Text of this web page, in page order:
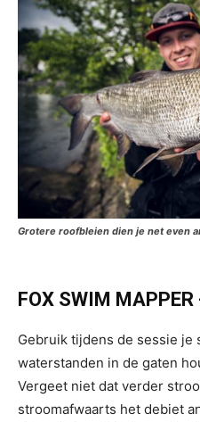
Grotere roofbleien dien je net even
FOX SWIM
Gebruik tijdens de sessie je
waterstanden in de gaten
Vergeet niet dat verder
stroomafwaarts het debiet